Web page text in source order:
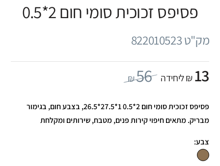
פסיפס זכוכית סומי חום 2*0.5
מק"ט 822010523
13₪ ליחידה 56
₪
פסיפס זכוכית סומי חום 2*0.5 1*27.5*26.5, בצבע חום, בגימור
מבריק. מתאים חיפוי קירות פנים, מטבח, שירותים ומקלחת
צבע: